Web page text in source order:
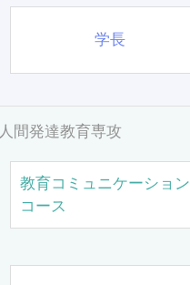
学長
人間発達教育専攻
教育コミュニケーション
コース